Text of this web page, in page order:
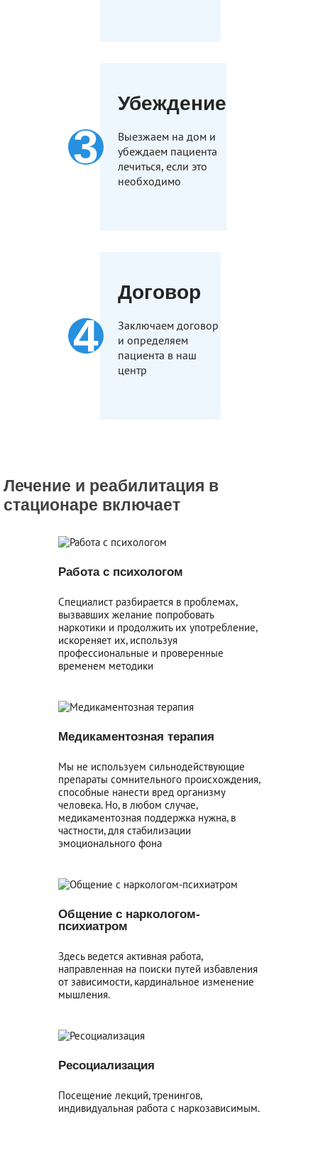
Убеждение
Выезжаем на дом и
убеждаем пациента
лечиться, если это
необходимо
Договор
Заключаем договор
и определяем
пациента в наш
центр
Лечение и реабилитация в
стационаре включает
Работа с психологом
Специалист разбирается в проблемах,
вызвавших желание попробовать
наркотики и продолжить их употребление,
искореняет их, используя
профессиональные и проверенные
временем методики
Медикаментозная терапия
Мы не используем сильнодействующие
препараты сомнительного происхождения,
способные нанести вред организму
человека. Но, в любом случае,
медикаментозная поддержка нужна, в
частности, для стабилизации
эмоционального фона
Общение с наркологом-
психиатром
Здесь ведется активная работа,
направленная на поиски путей избавления
от зависимости, кардинальное изменение
мышления.
Ресоциализация
Посещение лекций, тренингов,
индивидуальная работа с наркозависимым.